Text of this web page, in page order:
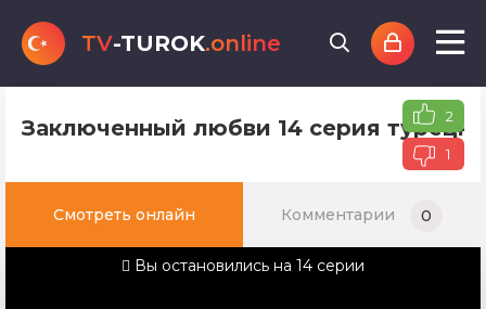
TV-TUROK.online
Заключенный любви 14 серия 2
1
Смотреть онлайн Комментарии 0
Вы остановились на 14 серии